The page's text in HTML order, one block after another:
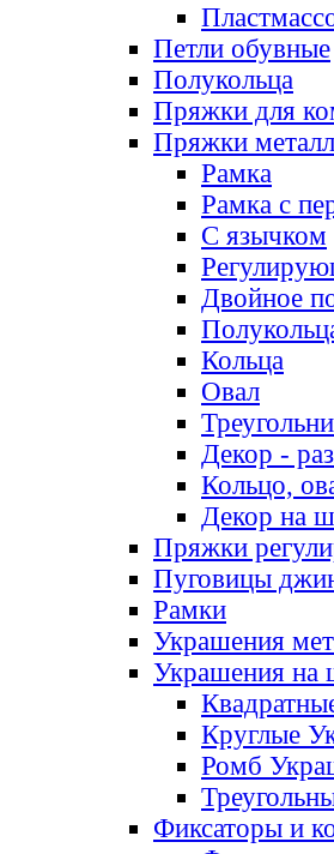
Петли обувные
Полукольца
Пряжки для
Пряжки
Рамка
Рамка с
С язычком
Двойное
Кольца
Овал
Декор -
Кольцо,
Декор на
Пряжки
Пуговицы
Рамки
Украшения
Украшения на
Круглые
Ромб
Фиксаторы и